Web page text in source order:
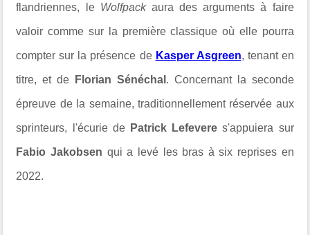
flandriennes, le Wolfpackaura des arguments à faire
valoir comme sur la première classique où elle pourra
compter sur la présence de Kasper Asgreen, tenant en
titre, et de Florian Sénéchal . Concernant la seconde
épreuve de la semaine, traditionnellement réservée aux
sprinteurs, l'écurie de Patrick Lefevere s'appuiera sur
Fabio Jakobsen qui a levé les bras à six reprises en
2022.